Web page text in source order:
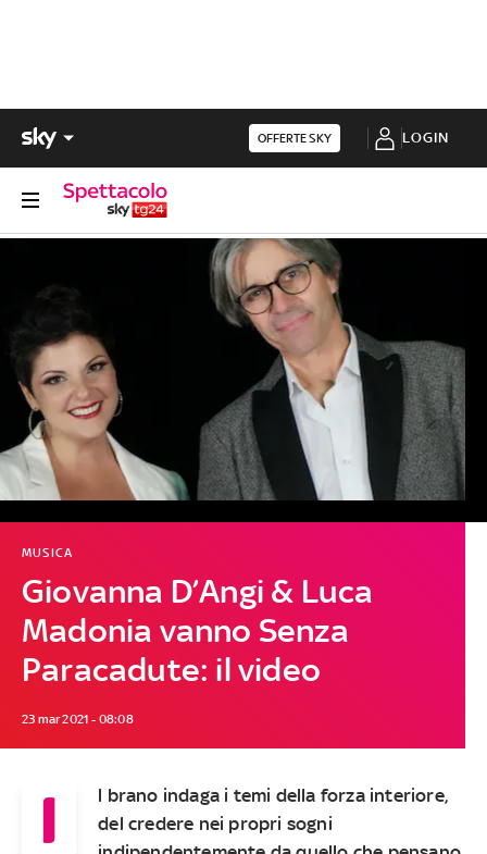
OFFERTE SKY LOGIN
Giovanna D’Angi & Luca
Madonia vanno Senza
Paracadute: il video
MUSICA
23 mar 2021 - 08:08
I
l brano indaga i temi della forza interiore,
del credere nei propri sogni